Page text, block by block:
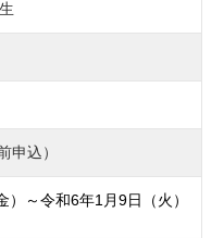
申込）
～令和6年1月9日（火）